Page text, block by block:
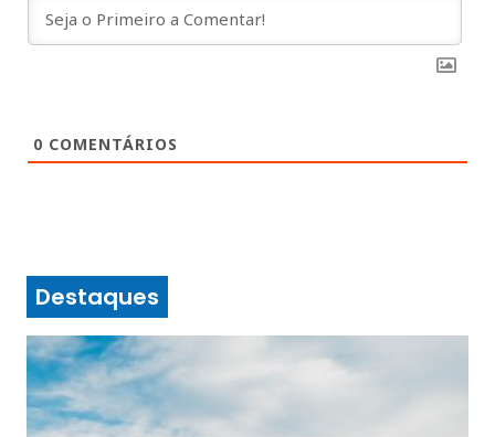
0 COMENTÁRIOS
Destaques